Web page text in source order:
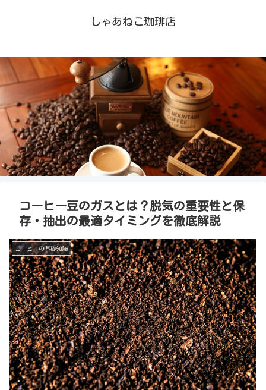
しゃあねこ珈琲店
コーヒー豆のガスとは？脱気の重要性と保
存・抽出の最適タイミングを徹底解説
コーヒーの基礎知識